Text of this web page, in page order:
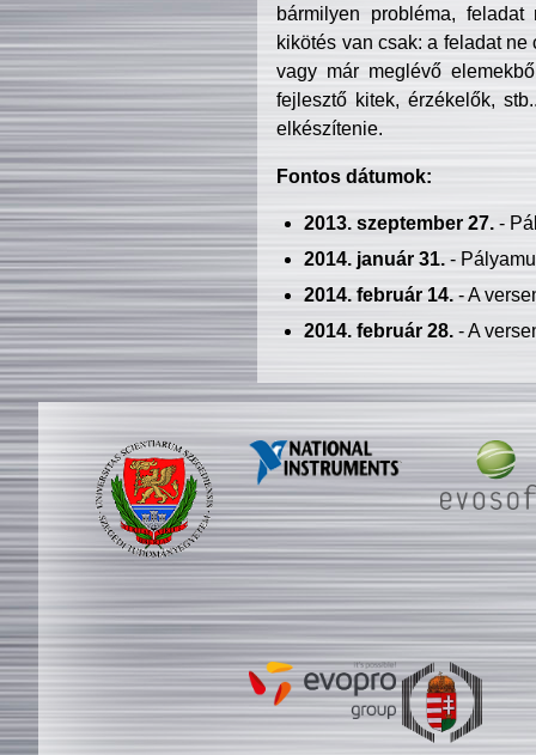
bármilyen probléma, feladat
kikötés van csak: a feladat
vagy már meglévő
fejlesztő kitek, érzékelők,
elkészítenie.
Fontos dátumok:
2013. szeptember 27.-
2014. január 31.-
2014. február 14.- A
2014. február 28.- A